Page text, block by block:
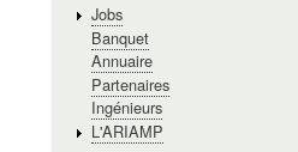
Jobs
Banquet
Annuaire
Partenaires
Ingénieurs
L'ARIAMP